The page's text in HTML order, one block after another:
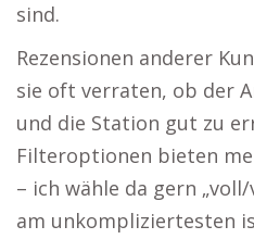
sind.
Rezensionen anderer
sie oft verraten, ob der
und die Station gut zu
Filteroptionen bieten
– ich wähle da gern
am unkompliziertesten